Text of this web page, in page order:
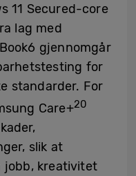
11 Secured-core
lag med
gjennomgår
for
standarder. For
Care+20
slik at
jobb, kreativitet